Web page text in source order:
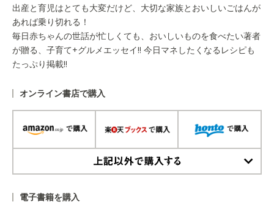
出産と育児はとても大変だけど、大切な家族とおいしいごはんが
あれば乗り切れる！
毎日赤ちゃんの世話が忙しくても、おいしいものを食べたい著者
が贈る、子育て+グルメエッセイ!! 今日マネしたくなるレシピも
たっぷり掲載!!
オンライン書店で購入
電子書籍を購入